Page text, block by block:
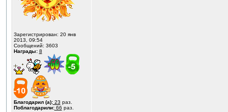
Зарегистрирован: 20 янв
2013, 09:54
Сообщений: 3603
Награды: 8
Благодарил (а):23 раз.
Поблагодарили:66 раз.